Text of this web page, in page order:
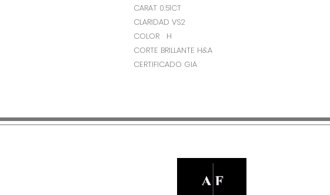
CARAT 0.51CT
CLARIDAD VS2
COLOR H
CORTE BRILLANTE H&A
CERTIFICADO GIA